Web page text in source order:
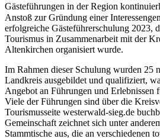
Gästeführungen in der Region
Anstoß zur Gründung einer
erfolgreiche Gästeführerschulung 2023,
Tourismus in Zusammenarbeit mit der
Altenkirchen organisiert wurde.
Im Rahmen dieser Schulung wurden 25
Landkreis ausgebildet und qualifiziert,
Angebot an Führungen und Erlebnissen
Viele der Führungen sind über die
Tourismusseite westerwald-sieg.de
Gemeinschaft zeichnet sich unter
Stammtische aus, die an verschiedenen